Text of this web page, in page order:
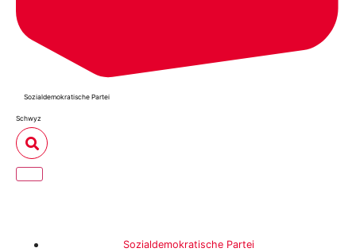
Sozialdemokratische Partei
Schwyz
Sozialdemokratische Partei